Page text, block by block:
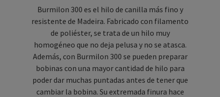
Burmilon 300 es el hilo de canilla más fino y
resistente de Madeira. Fabricado con filamento
de poliéster, se trata de un hilo muy
homogéneo que no deja pelusa y no se atasca.
Además, con Burmilon 300 se pueden preparar
bobinas con una mayor cantidad de hilo para
poder dar muchas puntadas antes de tener que
cambiar la bobina. Su extremada finura hace